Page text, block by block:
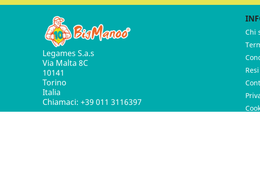
Legames S.a.s
Via Malta 8C
10141
Torino
Italia
Chiamaci: +39 011 3116397
Chi
Resi